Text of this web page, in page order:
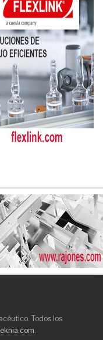
Todos los